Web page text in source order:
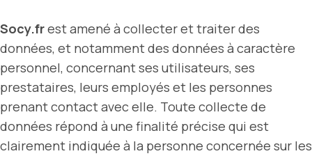
Socy.frest amené à collecter et traiter des
données, et notamment des données à caractère
personnel, concernant ses utilisateurs, ses
prestataires, leurs employés et les personnes
prenant contact avec elle. Toute collecte de
données répond à une finalité précise qui est
clairement indiquée à la personne concernée sur les